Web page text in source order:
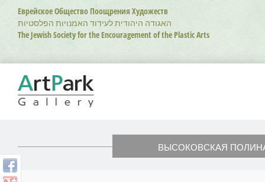
Перейти
основному
содержанию
Еврейское Общество Поощрения Художеств
האגודה היהודית לעידוד האמנויות הפלסטיות
The Jewish Society for the Encouragement of the Plastic Arts
ВЫСОКОВСКАЯ